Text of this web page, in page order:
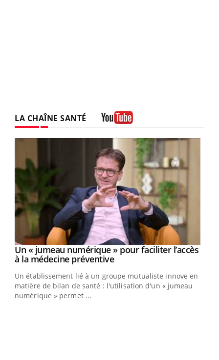
LA CHAÎNE SANTÉ
Youtube
Un « jumeau numérique » pour faciliter l’accès
à la médecine préventiveYoutube
Un établissement lié à un groupe mutualiste innove en
matière de bilan de santé : l'utilisation d'un « jumeau
numérique » permet ...